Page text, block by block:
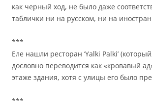
как черный ход, не было даже
таблички ни на русском, ни на
***
Еле нашли ресторан ‘Yalki Palki’
дословно переводится как «кровавый
этаже здания, хотя с улицы его было
***